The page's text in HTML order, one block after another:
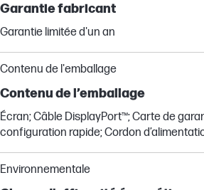
Garantie fabricant
Garantie limitée d'un an
Contenu de l'emballage
Contenu de l’emballage
Écran; Câble DisplayPort™; Carte de
configuration rapide; Cordon
Environnementale